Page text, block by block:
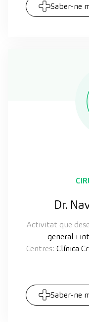
Saber-ne
Dr.
Activitat que
general i
Centres: Clínica
Saber-ne